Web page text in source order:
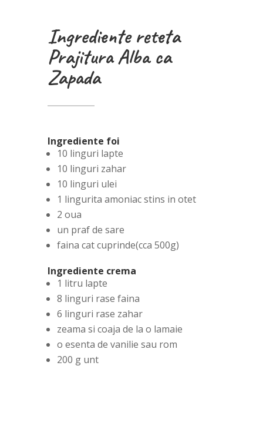
Ingrediente reteta
Prajitura Alba ca
Zapada
Ingrediente foi
10 linguri lapte
10 linguri zahar
10 linguri ulei
1 lingurita amoniac stins in otet
2 oua
un praf de sare
faina cat cuprinde(cca 500g)
Ingrediente crema
1 litru lapte
8 linguri rase faina
6 linguri rase zahar
zeama si coaja de la o lamaie
o esenta de vanilie sau rom
200 g unt